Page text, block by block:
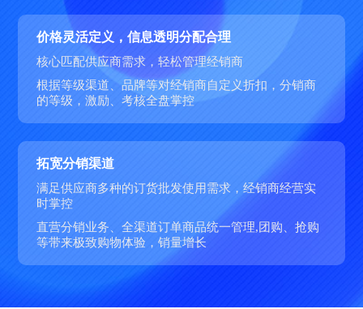
价格灵活定义，信息透明分配合理
核心匹配供应商需求，轻松管理经销商
根据等级渠道、品牌等对经销商自定义折扣，分销商
的等级，激励、考核全盘掌控
拓宽分销渠道
满足供应商多种的订货批发使用需求，经销商经营实
时掌控
直营分销业务、全渠道订单商品统一管理,团购、抢购
等带来极致购物体验，销量增长